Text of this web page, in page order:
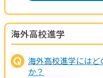
海外高校進学
海外高校進学には
か？